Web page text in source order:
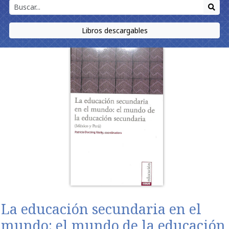
Libros descargables
La educación secundaria en el
mundo: el mundo de la educación